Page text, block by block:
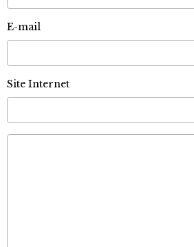
E-mail
Site Internet